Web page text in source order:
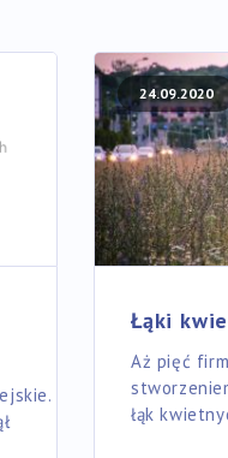
24.09.2020
Łąki
Aż pięć
łąk